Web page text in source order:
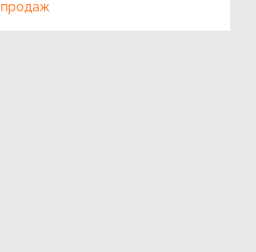
продаж